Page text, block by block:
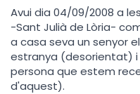
Avui dia 04/09/2008 a
-Sant Julià de Lòria-
a casa seva un senyor
estranya (desorientat) i
persona que estem
d'aquest).